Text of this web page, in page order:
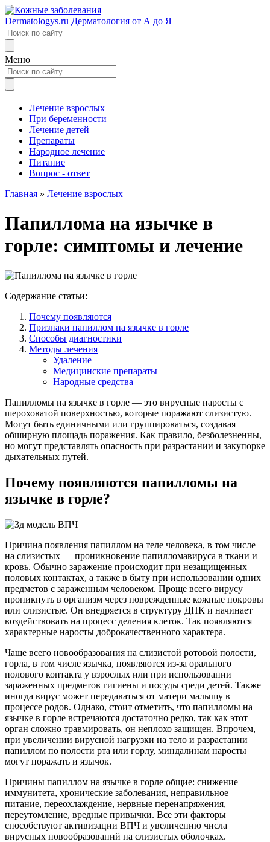
Dermatologys.ru Дерматология от А до Я
Меню
Лечение взрослых
При беременности
Лечение детей
Препараты
Народное лечение
Питание
Вопрос - ответ
Главная » Лечение взрослых
Папиллома на язычке в
горле: симптомы и лечение
Содержание статьи:
Почему появляются
Признаки папиллом на язычке в горле
Способы диагностики
Методы лечения
Удаление
Медицинские препараты
Народные средства
Папилломы на язычке в горле — это вирусные наросты с
шероховатой поверхностью, которые поражают слизистую.
Могут быть единичными или группироваться, создавая
обширную площадь поражения. Как правило, безболезненны,
но могут представлять опасность при разрастании и закупорке
дыхательных путей.
Почему появляются папилломы на
язычке в горле?
Причина появления папиллом на теле человека, в том числе
на слизистых — проникновение папилломавируса в ткани и
кровь. Обычно заражение происходит при незащищенных
половых контактах, а также в быту при использовании одних
предметов с зараженным человеком. Проще всего вирусу
проникнуть в организм через поврежденные кожные покровы
или слизистые. Он внедряется в структуру ДНК и начинает
воздействовать на процесс деления клеток. Так появляются
характерные наросты доброкачественного характера.
Чаще всего новообразования на слизистой ротовой полости,
горла, в том числе язычка, появляются из-за орального
полового контакта у взрослых или при использовании
зараженных предметов гигиены и посуды среди детей. Также
иногда вирус может передаваться от матери малышу в
процессе родов. Однако, стоит отметить, что папилломы на
язычке в горле встречаются достаточно редко, так как этот
орган сложно травмировать, он неплохо защищен. Впрочем,
при увеличении вирусной нагрузки на тело и разрастании
папиллом по полости рта или горлу, миндалинам наросты
могут поражать и язычок.
Причины папиллом на язычке в горле общие: снижение
иммунитета, хронические заболевания, неправильное
питание, переохлаждение, нервные перенапряжения,
переутомление, вредные привычки. Все эти факторы
способствуют активизации ВПЧ и увеличению числа
вирусных новообразований на слизистых оболочках.